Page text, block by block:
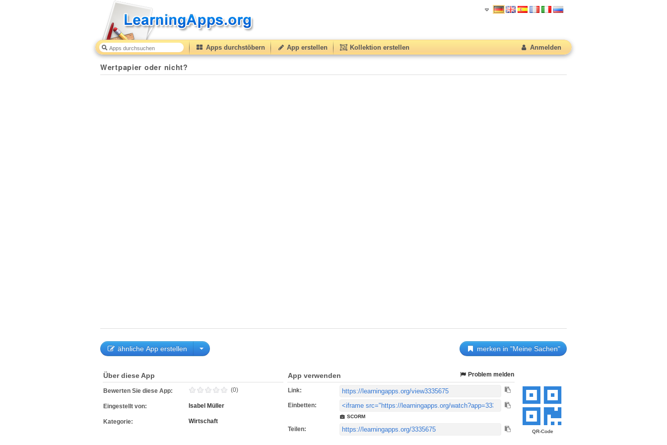
Apps durchstöbern App erstellen Kollektion erstellen Anmelden
Wertpapier oder nicht?
ähnliche App erstellen merken in "Meine Sachen"
QR-Code
Über diese App
Bewerten Sie diese App: (0)
Eingestellt von: Isabel Müller
Kategorie: Wirtschaft
App verwenden Problem melden
Link:
Einbetten:
SCORM
Teilen: